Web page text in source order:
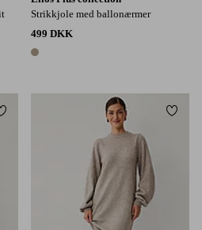
Strikkjole med ballonærmer
499 DKK
1 farve
Tilføj til favoritter